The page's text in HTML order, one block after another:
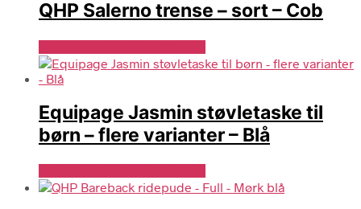
QHP Salerno trense – sort – Cob
Equipage Jasmin støvletaske til
børn – flere varianter – Blå